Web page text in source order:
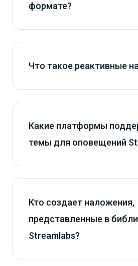
формате?
Что такое реактивные
Какие платформы
темы для оповещений
Кто создает наложения,
представленные в
Streamlabs?